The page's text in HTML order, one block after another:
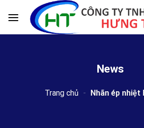
News
Trang chủ - Nhãn ép nhiệt